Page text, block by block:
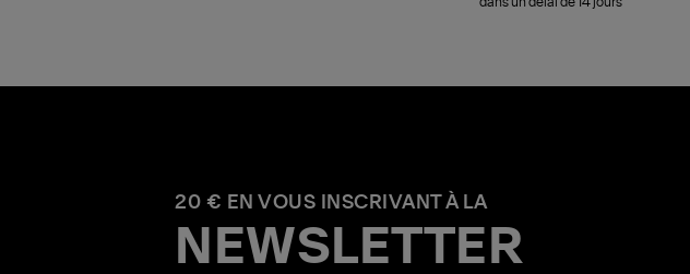
20 € EN VOUS INSCRIVANT À LA
NEWSLETTER